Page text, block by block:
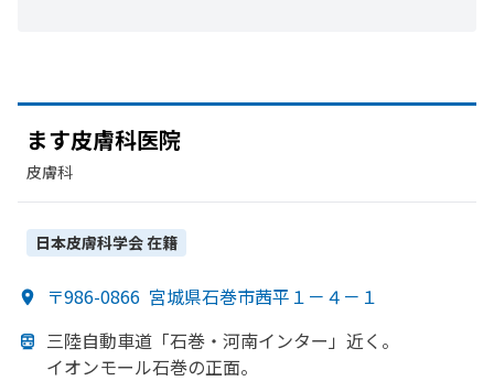
ます皮膚科医院
皮膚科
日本皮膚科学会在籍
〒986-0866 宮城県石巻市茜平１－４－１
三陸自動車道 「石巻・河南インター」 近く。
イオンモール石巻の正面。